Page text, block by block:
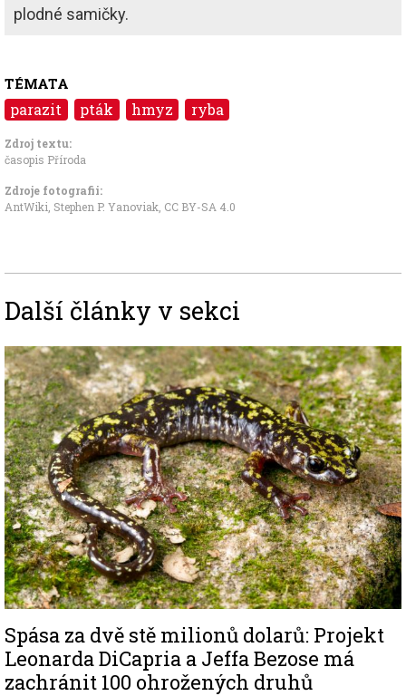
plodné samičky.
TÉMATA
parazit pták hmyz ryba
Zdroj textu:
časopis Příroda
Zdroje fotografii:
AntWiki, Stephen P. Yanoviak CC BY-SA 4.0
Další články v sekci
Image
Spása za dvě stě milionů dolarů: Projekt
Leonarda DiCapria a Jeffa Bezose má
zachránit 100 ohrožených druhů